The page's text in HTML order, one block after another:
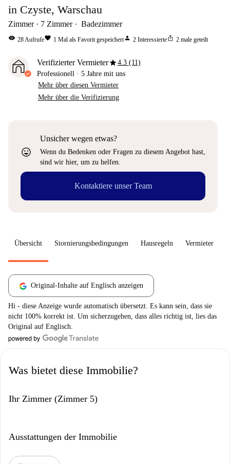
in Czyste, Warschau
Zimmer 7 Zimmer Badezimmer
visibility 28Aufrufefavorite 1 Mal als Favorit gespeichertperson 2 Interessierteios_share 2 male geteilt
Verifizierter Vermieterstar4.3 (11)
Professionell · 5 Jahre mit uns
Mehr über diesen Vermieter
Mehr über die Verifizierung
sentiment_very_satisfied
Unsicher wegen etwas?
Wenn du Bedenken oder Fragen zu diesem Angebot hast,
sind wir hier, um zu helfen.
Kontaktiere unser Team
Übersicht Stornierungsbedingungen Hausregeln Vermieter
Original-Inhalte auf Englisch anzeigen
Hi - diese Anzeige wurde automatisch übersetzt. Es kann sein, dass sie
nicht 100% korrekt ist. Um sicherzugehen, dass alles richtig ist, lies das
Original auf Englisch.
Was bietet diese Immobilie?
Ihr Zimmer (Zimmer 5)
Ausstattungen der Immobilie